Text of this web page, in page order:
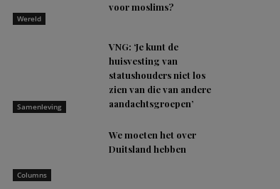
Wereld
voor moslims?
Samenleving
VNG: ‘Je kunt de
huisvesting van
statushouders niet los
zien van die van andere
aandachtsgroepen’
Columns
We moeten het over
Duitsland hebben